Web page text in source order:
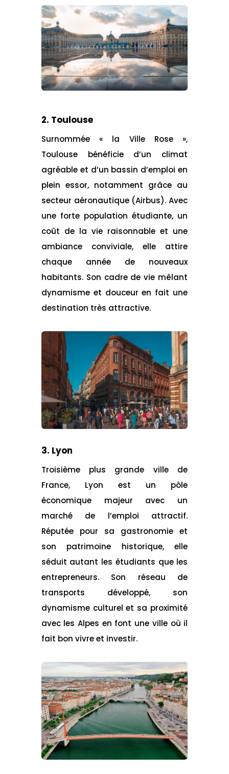
2. Toulouse
Surnommée « la Ville Rose »,
Toulouse bénéficie d’un climat
agréable et d’un bassin d’emploi en
plein essor, notamment grâce au
secteur aéronautique (Airbus). Avec
une forte population étudiante, un
coût de la vie raisonnable et une
ambiance conviviale, elle attire
chaque année de nouveaux
habitants. Son cadre de vie mêlant
dynamisme et douceur en fait une
destination très attractive.
3. Lyon
Troisième plus grande ville de
France, Lyon est un pôle
économique majeur avec un
marché de l’emploi attractif.
Réputée pour sa gastronomie et
son patrimoine historique, elle
séduit autant les étudiants que les
entrepreneurs. Son réseau de
transports développé, son
dynamisme culturel et sa proximité
avec les Alpes en font une ville où il
fait bon vivre et investir.